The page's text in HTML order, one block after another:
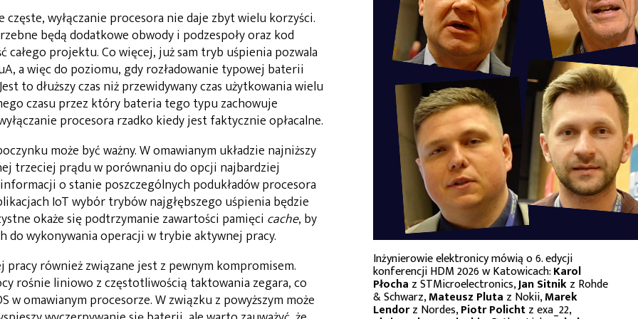
wyłączanie procesora nie daje zbyt wielu korzyści.
będą dodatkowe obwody i podzespoły oraz kod
całego projektu. Co więcej, już sam tryb uśpienia pozwala
a więc do poziomu, gdy rozładowanie typowej baterii
to dłuższy czas niż przewidywany czas użytkowania wielu
czasu przez który bateria tego typu zachowuje
procesora rzadko kiedy jest faktycznie opłacalne.
może być ważny. W omawianym układzie najniższy
trzeciej prądu w porównaniu do opcji najbardziej
o stanie poszczególnych podukładów procesora
IoT wybór trybów najgłębszego uśpienia będzie
okaże się podtrzymanie zawartości pamięci cache, by
wykonywania operacji w trybie aktywnej pracy.
również związane jest z pewnym kompromisem.
rośnie liniowo z częstotliwością taktowania zegara, co
w omawianym procesorze. W związku z powyższym może
Inżynierowie elektronicy mówią o 6. edycji
konferencji HDM 2026 w Katowicach:Karol
Płocha z STMicroelectronics,Jan Sitnikz Rohde
& Schwarz,Mateusz Pluta z Nokii,Marek
Lendorz Nordes,Piotr Polichtz exa_22,